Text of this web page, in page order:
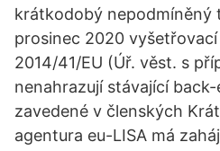
krátkodobý nepodmíněný
prosinec 2020
2014/41/EU (Úř. věst. s
nenahrazují stávající
zavedené v členských
agentura eu-LISA má